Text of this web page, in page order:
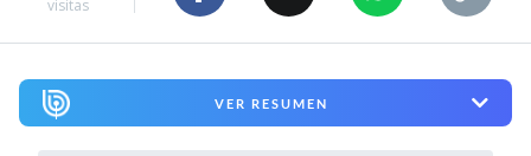
visitas
VER RESUMEN